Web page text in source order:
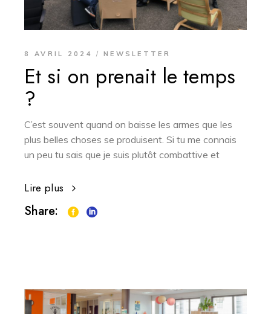
8 AVRIL 2024 NEWSLETTER
Et si on prenait le temps
?
C’est souvent quand on baisse les armes que les
plus belles choses se produisent. Si tu me connais
un peu tu sais que je suis plutôt combattive et
Lire plus
Share: